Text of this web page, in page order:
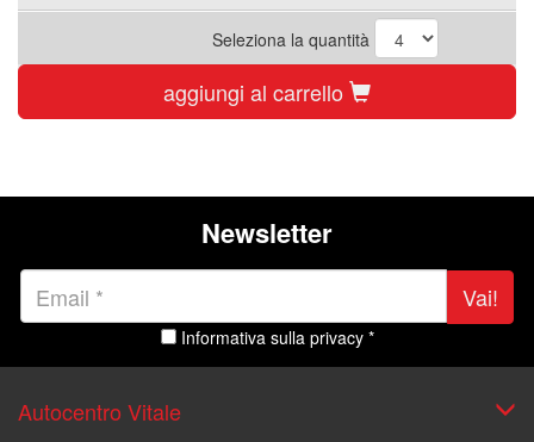
Seleziona la quantità
aggiungi al carrello
Newsletter
Vai!
Informativa sulla privacy *
Autocentro Vitale